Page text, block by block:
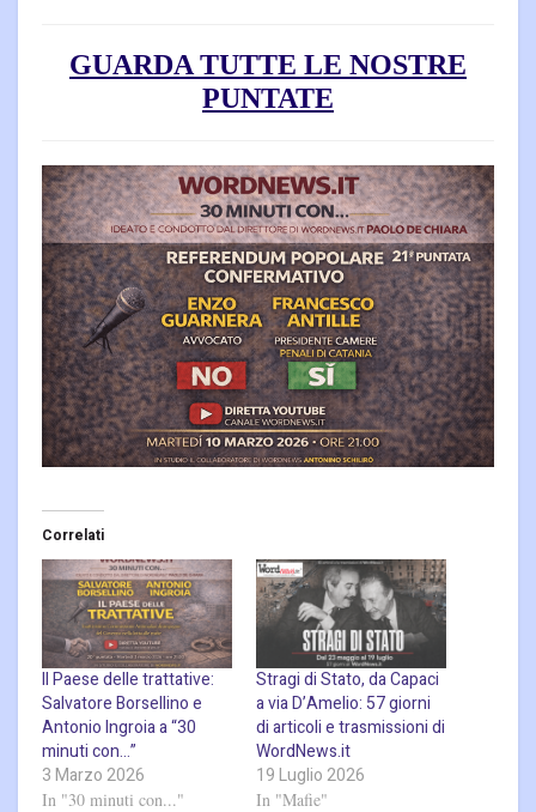
GUARDA TUTTE LE NOSTRE
PUNTATE
Correlati
Il Paese delle trattative:
Salvatore Borsellino e
Antonio Ingroia a “30
minuti con…”
3 Marzo 2026
In "30 minuti con..."
Stragi di Stato, da Capaci
a via D’Amelio: 57 giorni
di articoli e trasmissioni di
WordNews.it
19 Luglio 2026
In "Mafie"